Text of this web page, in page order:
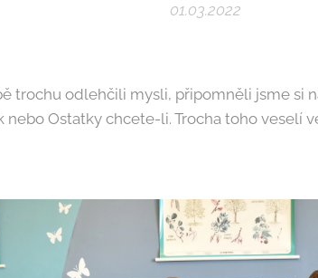
01.03.2022
trochu odlehčili mysli, připomněli jsme si
nebo Ostatky chcete-li. Trocha toho veselí